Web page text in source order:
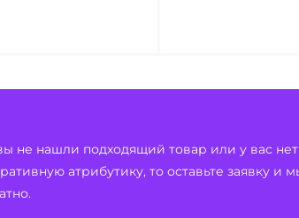
не нашли подходящий товар или у вас
атрибутику, то оставьте заявку